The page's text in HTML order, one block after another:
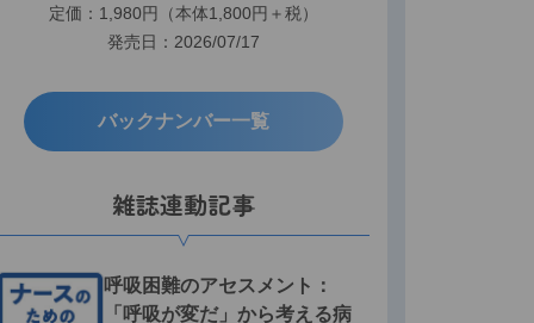
定価：1,980円（本体1,800円＋税）
発売日：2026/07/17
バックナンバー一覧
雑誌連動記事
呼吸困難のアセスメント：
「呼吸が変だ」から考える病